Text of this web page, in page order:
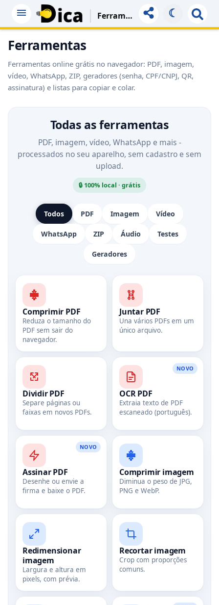
Ferramentas ☾
Ferramentas
Ferramentas online grátis no navegador: PDF, imagem,
vídeo, WhatsApp, ZIP, geradores (senha, CPF/CNPJ, QR,
assinatura) e listas para copiar e colar.
Todas as ferramentas
PDF, imagem, vídeo, WhatsApp e mais -
processados no seu aparelho, sem cadastro e sem
upload.
🔒 100% local · grátis
Todos PDF Imagem Vídeo
WhatsApp ZIP Áudio Testes
Geradores
Comprimir PDF
Reduza o tamanho do
PDF sem sair do
navegador.
Juntar PDF
Una vários PDFs em um
único arquivo.
Dividir PDF
Separe páginas ou
faixas em novos PDFs.
NOVO
OCR PDF
Extraia texto de PDF
escaneado (português).
NOVO
Assinar PDF
Desenhe ou envie a
firma e baixe o PDF.
Comprimir imagem
Diminua o peso de JPG,
PNG e WebP.
Redimensionar
imagem
Largura e altura em
pixels, com prévia.
Recortar imagem
Crop com proporções
comuns.
Copiar